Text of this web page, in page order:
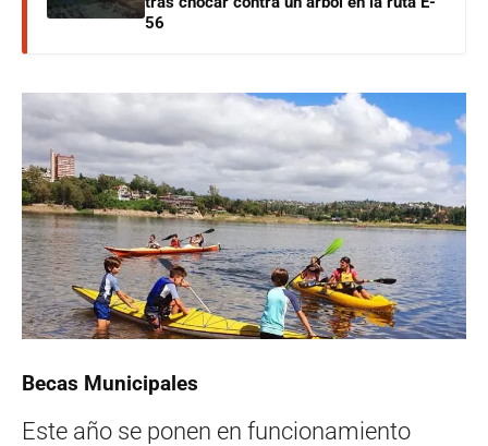
56
Becas Municipales
Este año se ponen en funcionamiento